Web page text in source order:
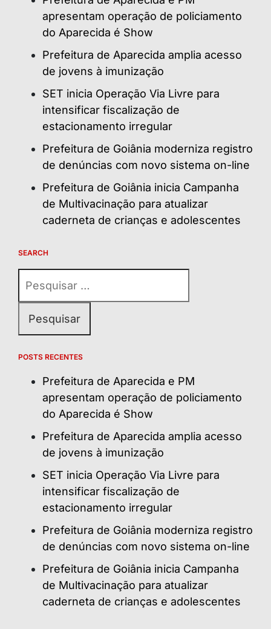
apresentam operação de policiamento
do Aparecida é Show
Prefeitura de Aparecida amplia acesso
de jovens à imunização
SET inicia Operação Via Livre para
intensificar fiscalização de
estacionamento irregular
Prefeitura de Goiânia moderniza registro
de denúncias com novo sistema on-line
Prefeitura de Goiânia inicia Campanha
de Multivacinação para atualizar
caderneta de crianças e adolescentes
SEARCH
por:
POSTS RECENTES
Prefeitura de Aparecida e PM
apresentam operação de policiamento
do Aparecida é Show
Prefeitura de Aparecida amplia acesso
de jovens à imunização
SET inicia Operação Via Livre para
intensificar fiscalização de
estacionamento irregular
Prefeitura de Goiânia moderniza registro
de denúncias com novo sistema on-line
Prefeitura de Goiânia inicia Campanha
de Multivacinação para atualizar
caderneta de crianças e adolescentes